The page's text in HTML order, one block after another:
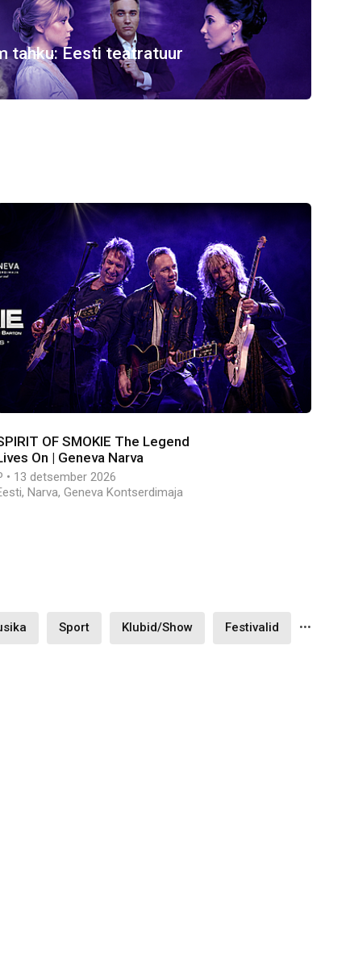
tahku: Eesti teatratuur
OF SMOKIE The Legend
On | Geneva Narva
• 13 detsember 2026
Narva, Geneva Kontserdimaja
Sport Klubid/Show Festivalid ...